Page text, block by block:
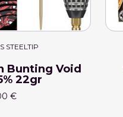
STEELTIP
Bunting Void
22gr
€